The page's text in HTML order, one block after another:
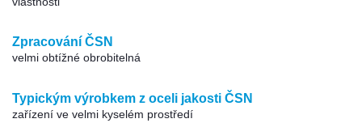
Zpracování ČSN
velmi obtížné obrobitelná
Typickým výrobkem z oceli jakosti ČSN
zařízení ve velmi kyselém prostředí